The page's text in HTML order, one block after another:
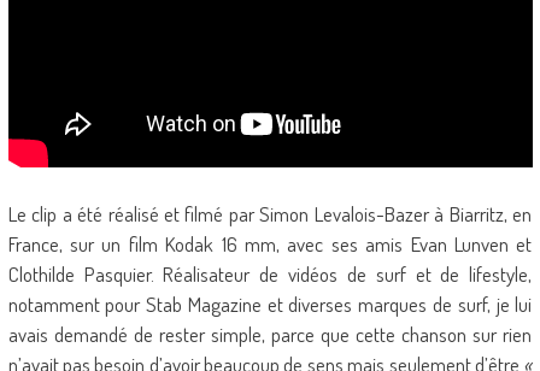
Le clip a été réalisé et filmé par Simon Levalois-Bazer à Biarritz, en
France, sur un film Kodak 16 mm, avec ses amis Evan Lunven et
Clothilde Pasquier. Réalisateur de vidéos de surf et de lifestyle,
notamment pour Stab Magazine et diverses marques de surf, je lui
avais demandé de rester simple, parce que cette chanson sur rien
n’avait pas besoin d’avoir beaucoup de sens mais seulement d’être «